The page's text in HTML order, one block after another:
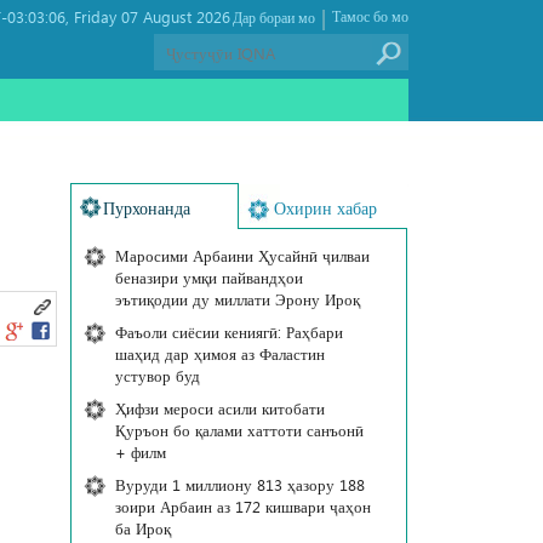
Friday 07 August 2026 ,
03:03:06 Тамос бо мо
|
Дар бораи мо
Пурхонанда Охирин хабар
Маросими Арбаини Ҳусайнӣ ҷилваи
беназири умқи пайвандҳои
эътиқодии ду миллати Эрону Ироқ
Фаъоли сиёсии кениягӣ: Раҳбари
шаҳид дар ҳимоя аз Фаластин
устувор буд
Ҳифзи мероси асили китобати
Қуръон бо қалами хаттоти санъонӣ
+ филм
Вуруди 1 миллиону 813 ҳазору 188
зоири Арбаин аз 172 кишвари ҷаҳон
ба Ироқ